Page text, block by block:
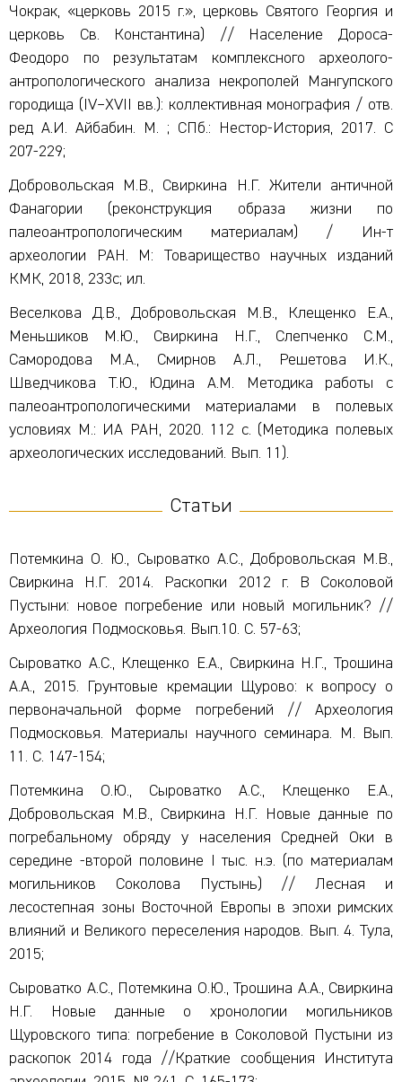
Чокрак, «церковь 2015 г.», церковь Святого Георгия и
церковь Св. Константина) // Население Дороса-
Феодоро по результатам комплексного археолого-
антропологического анализа некрополей Мангупского
городища (IV–XVII вв.): коллективная монография / отв.
ред А.И. Айбабин. М. ; СПб.: Нестор-История, 2017. С
207-229;
Добровольская М.В., Свиркина Н.Г. Жители античной
Фанагории (реконструкция образа жизни по
палеоантропологическим материалам) / Ин-т
археологии РАН. М: Товарищество научных изданий
КМК, 2018, 233с; ил.
Веселкова Д.В., Добровольская М.В., Клещенко Е.А.,
Меньшиков М.Ю., Свиркина Н.Г., Слепченко С.М.,
Самородова М.А., Смирнов А.Л., Решетова И.К.,
Шведчикова Т.Ю., Юдина А.М. Методика работы с
палеоантропологическими материалами в полевых
условиях М.: ИА РАН, 2020. 112 с. (Методика полевых
археологических исследований. Вып. 11).
Статьи
Потемкина О. Ю., Сыроватко А.С., Добровольская М.В.,
Свиркина Н.Г. 2014. Раскопки 2012 г. В Соколовой
Пустыни: новое погребение или новый могильник? //
Археология Подмосковья. Вып.10. С. 57-63;
Сыроватко А.С., Клещенко Е.А., Свиркина Н.Г., Трошина
А.А., 2015. Грунтовые кремации Щурово: к вопросу о
первоначальной форме погребений // Археология
Подмосковья. Материалы научного семинара. М. Вып.
11. С. 147-154;
Потемкина О.Ю., Сыроватко А.С., Клещенко Е.А.,
Добровольская М.В., Свиркина Н.Г. Новые данные по
погребальному обряду у населения Средней Оки в
середине -второй половине I тыс. н.э. (по материалам
могильников Соколова Пустынь) // Лесная и
лесостепная зоны Восточной Европы в эпохи римских
влияний и Великого переселения народов. Вып. 4. Тула,
2015;
Сыроватко А.С., Потемкина О.Ю., Трошина А.А., Свиркина
Н.Г. Новые данные о хронологии могильников
Щуровского типа: погребение в Соколовой Пустыни из
раскопок 2014 года //Краткие сообщения Института